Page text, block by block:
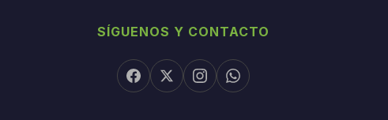
SÍGUENOS Y CONTACTO